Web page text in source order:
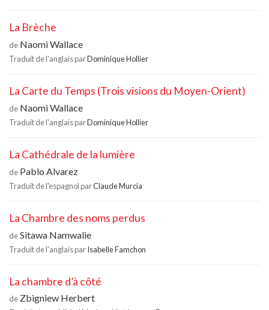
La Brèche
de Naomi Wallace
Traduit de l'anglais parDominique Hollier
La Carte du Temps (Trois visions du Moyen-Orient)
de Naomi Wallace
Traduit de l'anglais parDominique Hollier
La Cathédrale de la lumière
de Pablo Alvarez
Traduit de l'espagnol parClaude Murcia
La Chambre des noms perdus
deSitawa Namwalie
Traduit de l'anglais parIsabelle Famchon
La chambre d’à côté
de Zbigniew Herbert